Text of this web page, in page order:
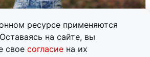
ресурсе применяются
на сайте, вы
свое согласие на их
остались без